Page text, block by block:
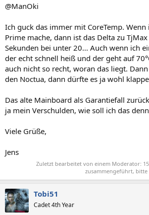
@ManOki
Ich guck das immer mit CoreTemp. Wenn
Prime mache, dann ist das Delta zu
Sekunden bei unter 20... Auch wenn ich
der echt schnell heiß und der geht auf
auch nicht so recht, woran das liegt.
den Noctua, dann dürfte es ja wohl
Das alte Mainboard als Garantiefall
ja mein Verschulden, wie soll ich das
Viele Grüße,
Jens
Zuletzt bearbeitet von einem Moderator:
zusammengeführt,
Tobi51
Cadet 4th Year